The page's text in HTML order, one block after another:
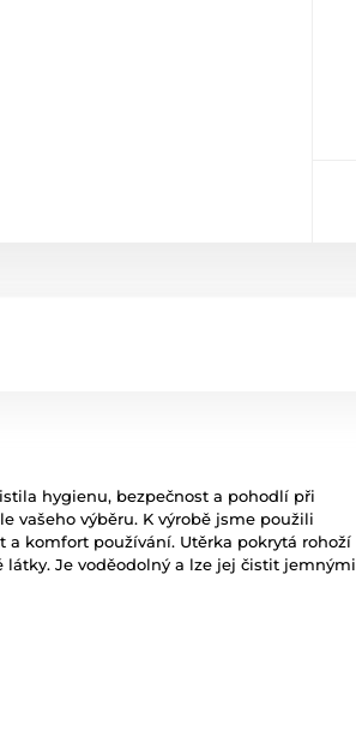
hygienu, bezpečnost a pohodlí při
vašeho výběru. K výrobě jsme použili
komfort používání. Utěrka pokrytá rohoží
Je voděodolný a lze jej čistit jemnými